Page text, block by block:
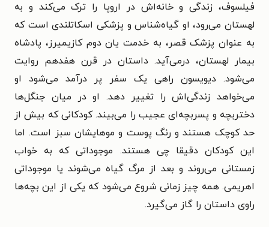
فیلسوف، زندگی و خانه‌اش در اروپا را ترک می‌کند و به
لهستان می‌رود، او گیاه شناس و پزشکی اسکاتلندی است که
به عنوان پزشک قصر، به خدمت یان دوم کازیمیرز، پادشاه
بیمار لهستان، درمی‌آید. داستان در قرن هفدهم روایت
می‌شود. دیویسون راهی یک سفر پر درآمد می‌شود او
می‌خواهد زندگی‌اش را تغییر دهد. او در میان جنگل‌ها
دختربچه و پسربچه‌ای عجیب را می‌بیند. کودکانی که بیش از
حد کوچک هستند و رنگ پوست و موهایشان سبز است. اما
این کودکان دقیقا چی هستند. موجوداتی که به خواب
زمستانی می‌روند و بعد از مرگ گیاه می‌شوند یا موجوداتی
اهریمی. همه چیز زمانی شروع می‌شود که یکی از این بچه‌ها
راوی داستان را گاز می‌گیرد.